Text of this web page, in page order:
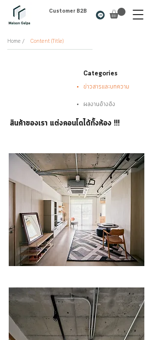
Customer B2B
Home / Content (Title)
Categories
ข่าวสารและบทความ
ผลงานอ้างอิง
สินค้าของเรา แต่งคอนโดได้ทั้งห้อง !!!